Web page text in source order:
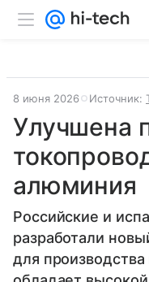
8 июня 2026 Источник:
Улучшена
алюминия
Российские и
разработали
для